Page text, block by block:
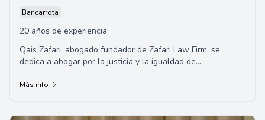
Bancarrota
20 años de experiencia
Qais Zafari, abogado fundador de Zafari Law Firm, se
dedica a abogar por la justicia y la igualdad de
Más info